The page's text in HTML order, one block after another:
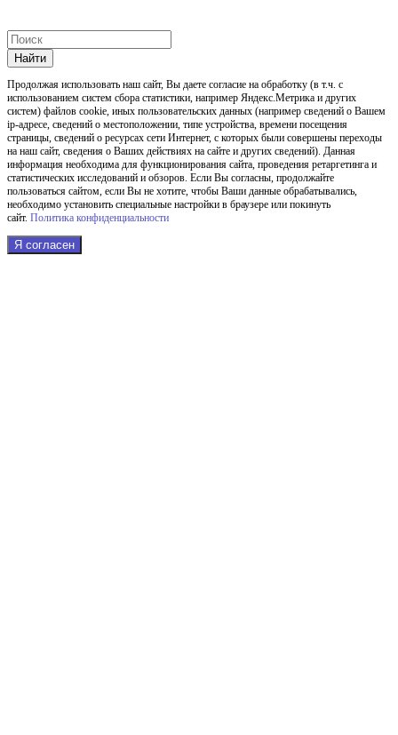
Найти
Продолжая использовать наш cайт, Вы даете согласие на обработку (в т.ч. с
использованием систем сбора статистики, например Яндекс.Метрика и других
систем) файлов cookie, иных пользовательских данных (например сведений о Вашем
ip-адресе, сведений о местоположении, типе устройства, времени посещения
страницы, сведений о ресурсах сети Интернет, с которых были совершены переходы
на наш сайт, сведения о Ваших действиях на сайте и других сведений). Данная
информация необходима для функционирования сайта, проведения ретаргетинга и
статистических исследований и обзоров. Если Вы согласны, продолжайте
пользоваться сайтом, если Вы не хотите, чтобы Ваши данные обрабатывались,
необходимо установить специальные настройки в браузере или покинуть
сайт. Политика конфиденциальности
Я согласен